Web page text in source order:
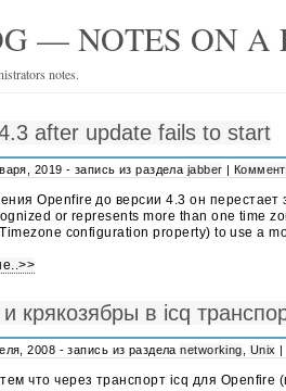
— NOTES ON A
notes.
after update fails to start
2019 - запись из раздела jabber |
Openfire до версии 4.3 он
or represents more than one time
configuration property) to use a
крякозябры в icq
2008 - запись из разделаnetworking Unix |
что через транспорт icq для Openfire